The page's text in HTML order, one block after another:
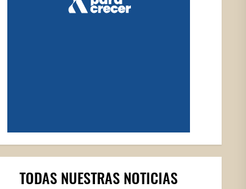
TODAS NUESTRAS NOTICIAS